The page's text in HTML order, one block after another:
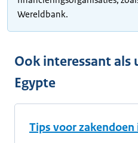
Wereldbank.
Ook interessant als
Egypte
Tips voor